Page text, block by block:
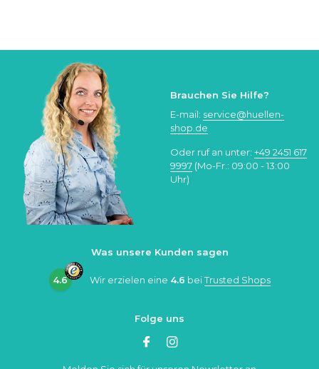
Brauchen Sie Hilfe?
E-mail: service@huellen-
shop.de
Oder ruf an unter: +49 2451 617
9997 (Mo-Fr.: 09:00 - 13:00
Uhr)
Was unsere Kunden sagen
4.6 Wir erzielen eine 4.6 beiTrusted Shops
Folge uns